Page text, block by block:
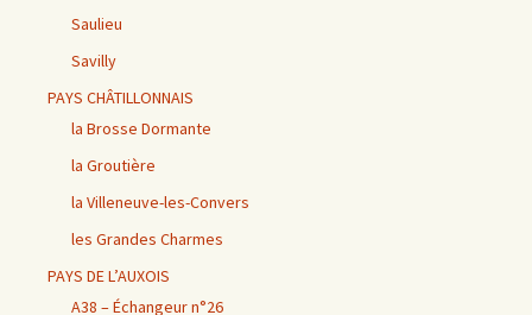
Saulieu
Savilly
PAYS CHÂTILLONNAIS
la Brosse Dormante
la Groutière
la Villeneuve-les-Convers
les Grandes Charmes
PAYS DE L’AUXOIS
A38 – Échangeur n°26